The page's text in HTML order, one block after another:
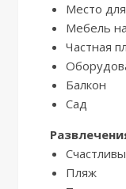
Место
Мебель
Частная
Балкон
Сад
Пляж